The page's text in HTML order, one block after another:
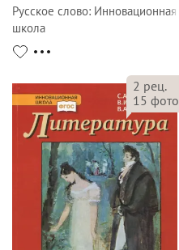
Русское слово: Инновационная
школа
2 рец.
15 фото